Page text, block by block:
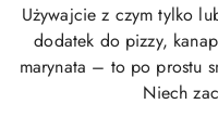
Używajcie z czym tylko
dodatek do pizzy,
marynata – to po prostu
Niech